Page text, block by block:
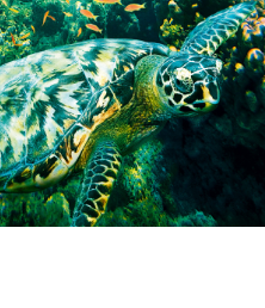
言
語
を
変
え
る
し
い
タ
ブ
で
開
く）
示